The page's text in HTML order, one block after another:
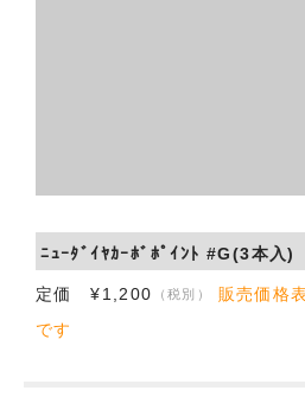
ﾆｭｰﾀﾞｲﾔｶｰﾎﾞﾎﾟｲﾝﾄ #G(3本入)
定価 ¥1,200 （税別）
販売価格
です